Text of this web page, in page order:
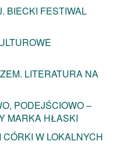
BIECKI FESTIWAL
LITERATURA NA
PODEJŚCIOWO –
MARKA HŁASKI
W LOKALNYCH